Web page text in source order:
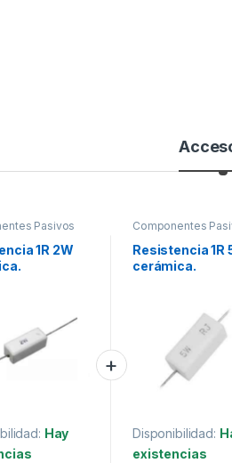
Pasivos
1R 2W
Hay
Componentes
Resistencia 1R
cerámica.
Disponibilidad:
existencias